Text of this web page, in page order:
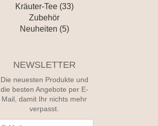
Kräuter-Tee (33)
Zubehör
Neuheiten (5)
NEWSLETTER
Die neuesten Produkte und
die besten Angebote per E-
Mail, damit Ihr nichts mehr
verpasst.